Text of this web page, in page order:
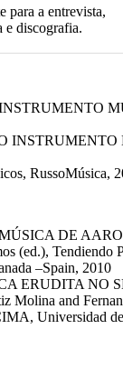
para a entrevista,
e discografia.
INSTRUMENTO
RussoMúsica,
DE
(ed.), Tendiendo
–Spain, 2010
ERUDITA NO
Molina and
Universidad